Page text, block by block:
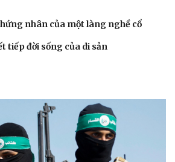
nhân của một làng nghề cổ
tiếp đời sống của di sản